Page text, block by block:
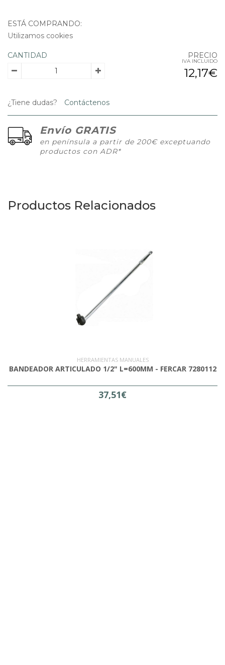
ESTÁ COMPRANDO:
Utilizamos cookies
CANTIDAD PRECIO
IVA INCLUIDO
12,17€
¿Tiene dudas? Contáctenos
Envío GRATIS
en península a partir de 200€ exceptuando
productos con ADR*
Productos Relacionados
HERRAMIENTAS MANUALES
BANDEADOR ARTICULADO 1/2" L=600MM - FERCAR 7280112
37,51€